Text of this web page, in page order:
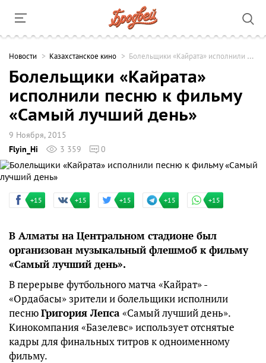
Новости Казахстанское кино Болельщики «Кайрата» исполнили песню к фильму «Самый лучший день»
Болельщики «Кайрата»
исполнили песню к фильму
«Самый лучший день»
9 Ноября, 2015
Flyin_Hi
3 359 0
+15 +15 +15 +15 +15
В Алматы на Центральном стадионе был
организован музыкальный флешмоб к фильму
«Самый лучший день».
В перерыве футбольного матча «Кайрат» -
«Ордабасы» зрители и болельщики исполнили
песнюГригория Лепса«Самый лучший день».
Кинокомпания «Базелевс» использует отснятые
кадры для финальных титров к одноименному
фильму.